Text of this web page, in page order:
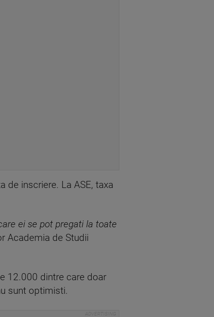
de inscriere. La ASE, taxa
ei se pot pregati la toate
Academia de Studii
12.000 dintre care doar
sunt optimisti.